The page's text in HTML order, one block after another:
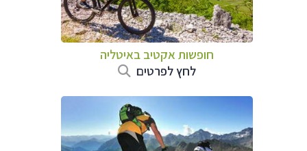
חופשות אקטיב באיטליה
לחץ לפרטים